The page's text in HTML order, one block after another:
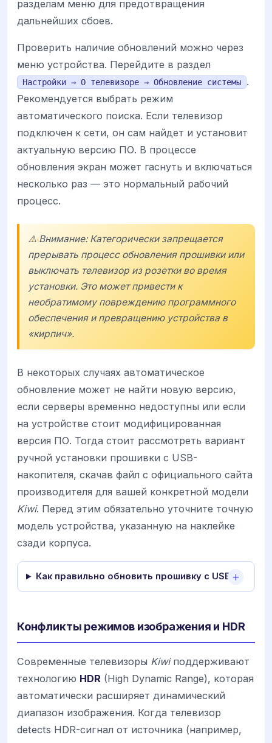
разделам меню для предотвращения
дальнейших сбоев.
Проверить наличие обновлений можно через
меню устройства. Перейдите в раздел
Настройки → О телевизоре → Обновление системы
.
Рекомендуется выбрать режим
автоматического поиска. Если телевизор
подключен к сети, он сам найдет и установит
актуальную версию ПО. В процессе
обновления экран может гаснуть и включаться
несколько раз — это нормальный рабочий
процесс.
⚠️ Внимание: Категорически запрещается
прерывать процесс обновления прошивки или
выключать телевизор из розетки во время
установки. Это может привести к
необратимому повреждению программного
обеспечения и превращению устройства в
«кирпич».
В некоторых случаях автоматическое
обновление может не найти новую версию,
если серверы временно недоступны или если
на устройстве стоит модифицированная
версия ПО. Тогда стоит рассмотреть вариант
ручной установки прошивки с USB-
накопителя, скачав файл с официального сайта
производителя для вашей конкретной модели
Kiwi. Перед этим обязательно уточните точную
модель устройства, указанную на наклейке
сзади корпуса.
Как правильно обновить прошивку с USB?
Конфликты режимов изображения и HDR
Современные телевизоры Kiwiподдерживают
технологию HDR (High Dynamic Range), которая
автоматически расширяет динамический
диапазон изображения. Когда телевизор
detects HDR-сигнал от источника (например,